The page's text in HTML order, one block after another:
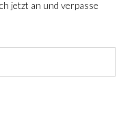
jetzt an und verpasse